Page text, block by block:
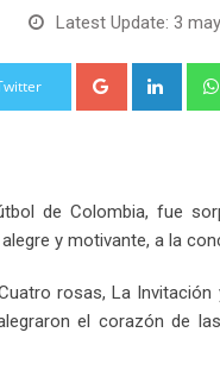
Latest Update: 3
Google+
de Colombia, fue
y motivante, a la
rosas, La
el corazón de